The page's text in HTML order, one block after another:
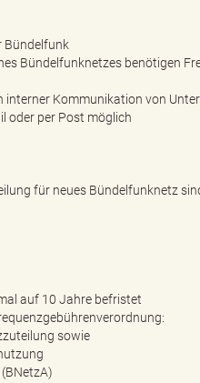
k
Bündelfunk
Bündelfunknetzes benötigen
Kommunikation von
oder per Post möglich
für neues Bündelfunknetz
auf 10 Jahre befristet
sowie